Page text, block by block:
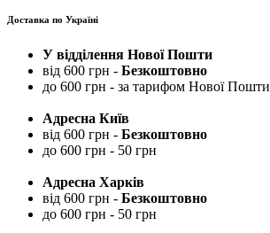
Доставка по Україні
У відділення Нової Пошти
від 600 грн - Безкоштовно
до 600 грн - за тарифом Нової Пошти
Адресна Київ
від 600 грн - Безкоштовно
до 600 грн - 50 грн
Адресна Харків
від 600 грн - Безкоштовно
до 600 грн - 50 грн